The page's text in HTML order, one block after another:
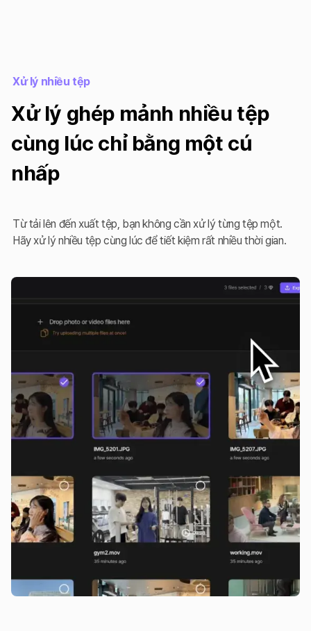
Xử lý nhiều tệp
Xử lý ghép mảnh nhiều tệp
cùng lúc chỉ bằng một cú
nhấp
Từ tải lên đến xuất tệp, bạn không cần xử lý từng tệp một.
Hãy xử lý nhiều tệp cùng lúc để tiết kiệm rất nhiều thời gian.